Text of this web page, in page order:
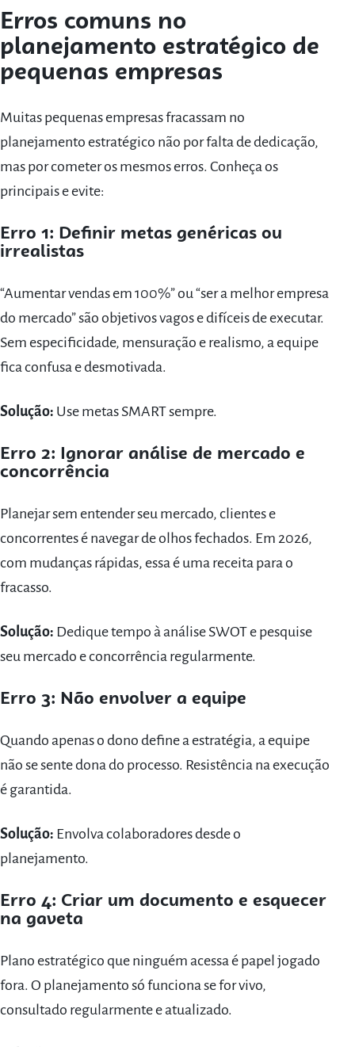
Erros comuns no
planejamento estratégico de
pequenas empresas
Muitas pequenas empresas fracassam no
planejamento estratégico não por falta de dedicação,
mas por cometer os mesmos erros. Conheça os
principais e evite:
Erro 1: Definir metas genéricas ou
irrealistas
“Aumentar vendas em 100%” ou “ser a melhor empresa
do mercado” são objetivos vagos e difíceis de executar.
Sem especificidade, mensuração e realismo, a equipe
fica confusa e desmotivada.
Solução: Use metas SMART sempre.
Erro 2: Ignorar análise de mercado e
concorrência
Planejar sem entender seu mercado, clientes e
concorrentes é navegar de olhos fechados. Em 2026,
com mudanças rápidas, essa é uma receita para o
fracasso.
Solução: Dedique tempo à análise SWOT e pesquise
seu mercado e concorrência regularmente.
Erro 3: Não envolver a equipe
Quando apenas o dono define a estratégia, a equipe
não se sente dona do processo. Resistência na execução
é garantida.
Solução: Envolva colaboradores desde o
planejamento.
Erro 4: Criar um documento e esquecer
na gaveta
Plano estratégico que ninguém acessa é papel jogado
fora. O planejamento só funciona se for vivo,
consultado regularmente e atualizado.